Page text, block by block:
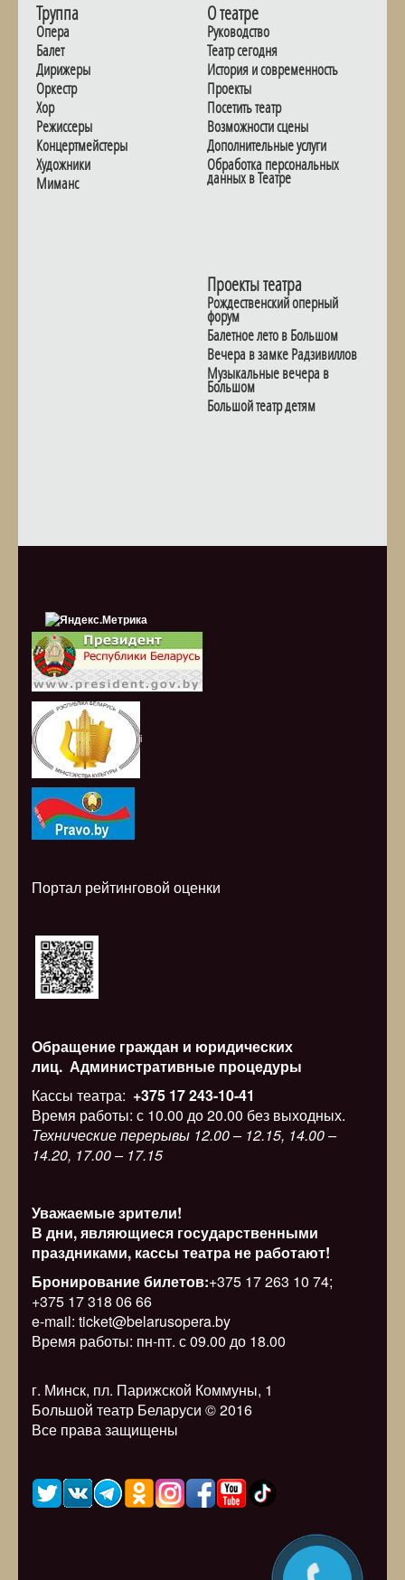
Труппа
Опера
Балет
Дирижеры
Оркестр
Хор
Режиссеры
Концертмейстеры
Художники
Миманс
О театре
Руководство
Театр сегодня
История и современность
Проекты
Посетить театр
Возможности сцены
Дополнительные услуги
Обработка персональных
данных в Театре
Проекты театра
Рождественский оперный
форум
Балетное лето в Большом
Вечера в замке Радзивиллов
Музыкальные вечера в
Большом
Большой театр детям
i
Портал рейтинговой оценки
Обращение граждан и юридических
лиц. Административные процедуры
Кассы театра: +375 17 243-10-41
Время работы: с 10.00 до 20.00 без выходных.
Технические перерывы 12.00 – 12.15, 14.00 –
14.20, 17.00 – 17.15
Уважаемые зрители!
В дни, являющиеся государственными
праздниками, кассы театра не работают!
Бронирование билетов:+375 17 263 10 74;
+375 17 318 06 66
e-mail: ticket@belarusopera.by
Время работы: пн-пт. с 09.00 до 18.00
г. Минск, пл. Парижской Коммуны, 1
Большой театр Беларуси © 2016
Все права защищены